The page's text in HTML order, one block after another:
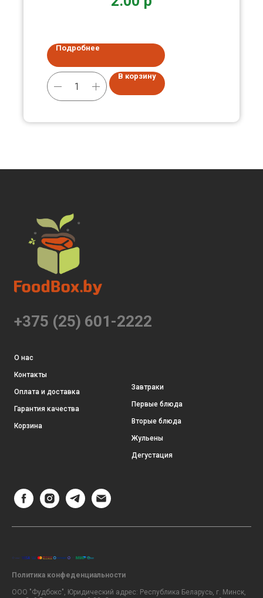
Подробнее
В корзину
+375 (25) 601-2222
О нас
Контакты
Оплата и доставка
Гарантия качества
Корзина
Завтраки
Первые блюда
Вторые блюда
Жульены
Дегустация
Политика конфеденциальности
ООО "Фудбокс", Юридический адрес: Республика Беларусь, г. Минск,